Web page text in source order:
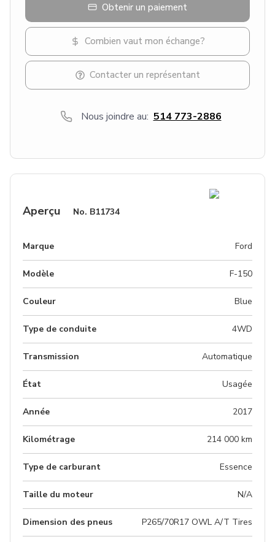
Obtenir un paiement
Combien vaut mon échange?
Contacter un représentant
Nous joindre au: 514 773-2886
Aperçu No. B11734
Marque Ford
Modèle F-150
Couleur Blue
Type de conduite 4WD
Transmission Automatique
État Usagée
Année 2017
Kilométrage 214 000 km
Type de carburant Essence
Taille du moteur N/A
Dimension des pneus P265/70R17 OWL A/T Tires